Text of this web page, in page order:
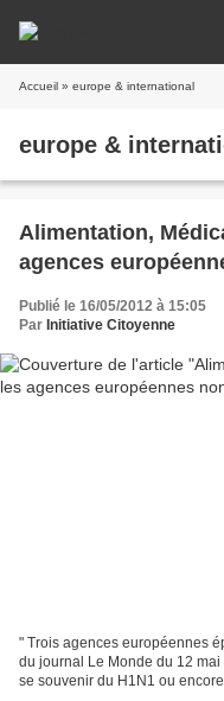
Accueil » europe & international
europe &
Alimentation,
agences
Publié le 16/05/2012 à 15:05
Par Initiative Citoyenne
" Trois agences européennes
du journal Le Monde du 12
se souvenir du H1N1 ou